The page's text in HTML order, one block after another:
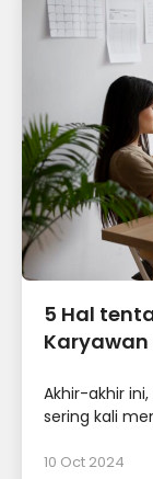
5 Hal
Akhir-akhir
sering kali
10 Oct 2024